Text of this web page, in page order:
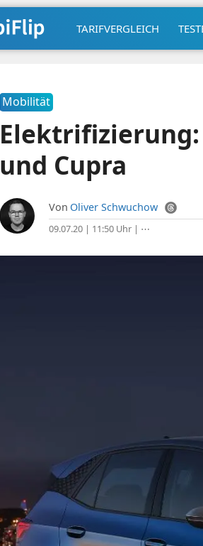
TARIFVERGLEICH
Mobilität
Elektrifizierung:
und Cupra
Von Oliver Schwuchow
09.07.20 | 11:50 Uhr| ⋯